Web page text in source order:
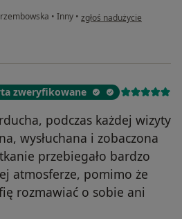
• Inny • w opinii użytkownika
zgłoś nadużycie
zweryfikowane
podczas każdej wizyty
wysłuchana i zobaczona
przebiegało bardzo
atmosferze, pomimo że
rozmawiać o sobie ani